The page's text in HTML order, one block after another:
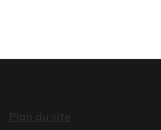
Plan du site